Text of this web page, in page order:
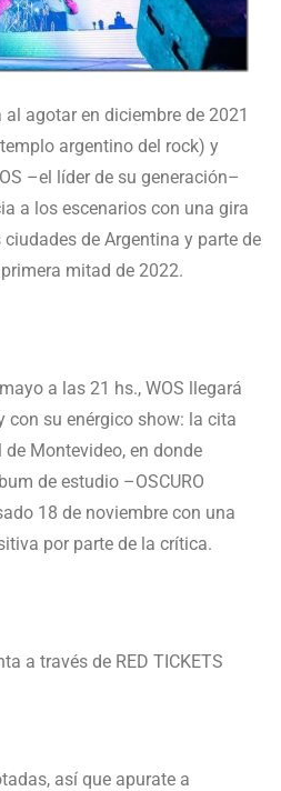
agotar en diciembre de 2021
argentino del rock) y
–el líder de su generación–
a los escenarios con una gira
de Argentina y parte de
mitad de 2022.
a las 21 hs., WOS llegará
con su enérgico show: la cita
Montevideo, en donde
de estudio –OSCURO
18 de noviembre con una
por parte de la crítica.
a través de RED TICKETS
así que apurate a